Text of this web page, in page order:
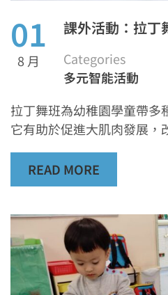
01
8 月
課外活動：拉丁
Categories
多元智能活動
拉丁舞班為幼稚園學童帶多
它有助於促進大肌肉發展
READ MORE